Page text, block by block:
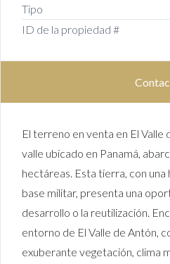
Tipo
ID de la propiedad #
El terreno en venta en El Valle
valle ubicado en Panamá,
hectáreas. Esta tierra, con una
base militar, presenta una
desarrollo o la reutilización.
entorno de El Valle de Antón,
exuberante vegetación, clima